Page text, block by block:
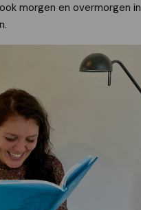
morgen en overmorgen in